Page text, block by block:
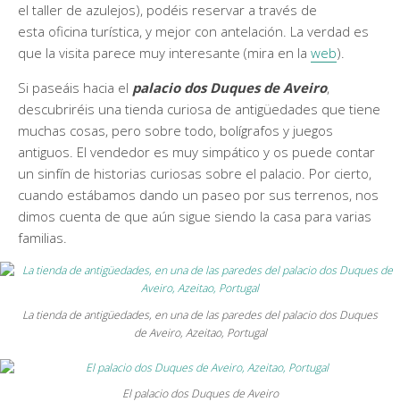
el taller de azulejos), podéis reservar a través de
esta oficina turística, y mejor con antelación. La verdad es
que la visita parece muy interesante (mira en la web).
Si paseáis hacia el palacio dos Duques de Aveiro,
descubriréis una tienda curiosa de antigüedades que tiene
muchas cosas, pero sobre todo, bolígrafos y juegos
antiguos. El vendedor es muy simpático y os puede contar
un sinfín de historias curiosas sobre el palacio. Por cierto,
cuando estábamos dando un paseo por sus terrenos, nos
dimos cuenta de que aún sigue siendo la casa para varias
familias.
La tienda de antigüedades, en una de las paredes del palacio dos Duques
de Aveiro, Azeitao, Portugal
El palacio dos Duques de Aveiro